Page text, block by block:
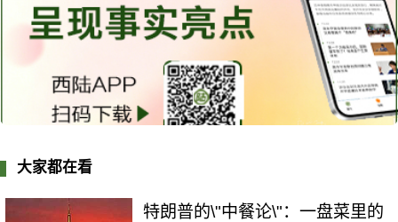
大家都在看
特朗普的\"中餐论\"：一盘菜里的